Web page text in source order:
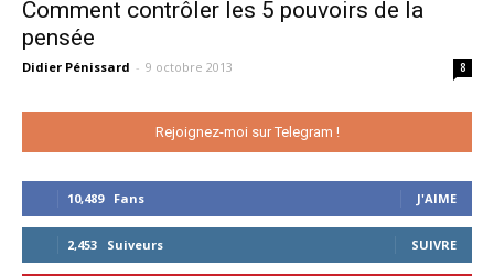
Comment contrôler les 5 pouvoirs de la
pensée
Didier Pénissard - 9 octobre 2013 8
Rejoignez-moi sur Telegram !
10,489 Fans J'AIME
2,453 Suiveurs SUIVRE